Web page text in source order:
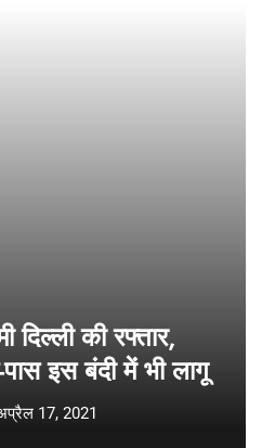
दिल्ली की रफ्तार,
इस बंदी में भी लागू
17, 2021